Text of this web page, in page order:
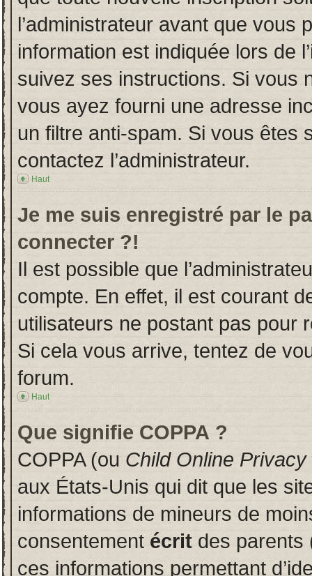
l’administrateur avant que vous
information est indiquée lors de
suivez ses instructions. Si vous
vous ayez fourni une adresse
un filtre anti-spam. Si vous êtes
contactez l’administrateur.
Haut
Je me suis enregistré par le
connecter ?!
Il est possible que
compte. En effet, il est courant
utilisateurs ne postant pas pour
Si cela vous arrive, tentez de
forum.
Haut
Que signifie COPPA ?
COPPA (ou Child Online
aux États-Unis qui dit que les
informations de mineurs de
consentement écrit des parents
ces informations permettant